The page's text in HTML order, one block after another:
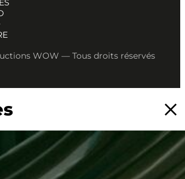
WOW — Tous droits réservés